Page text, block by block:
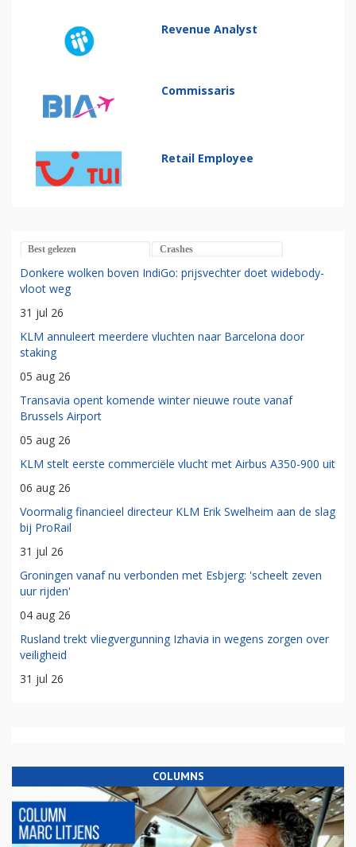
Revenue Analyst
Commissaris
Retail Employee
Best gelezen Crashes
Donkere wolken boven IndiGo: prijsvechter doet widebody-
vloot weg
31 jul 26
KLM annuleert meerdere vluchten naar Barcelona door
staking
05 aug 26
Transavia opent komende winter nieuwe route vanaf
Brussels Airport
05 aug 26
KLM stelt eerste commerciële vlucht met Airbus A350-900 uit
06 aug 26
Voormalig financieel directeur KLM Erik Swelheim aan de slag
bij ProRail
31 jul 26
Groningen vanaf nu verbonden met Esbjerg: 'scheelt zeven
uur rijden'
04 aug 26
Rusland trekt vliegvergunning Izhavia in wegens zorgen over
veiligheid
31 jul 26
COLUMNS